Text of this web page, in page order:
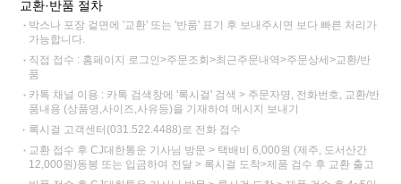
교환·반품 절차
박스나 포장 겉면에 '교환' 또는 '반품' 표기 후 보내주시면 보다 빠른 처리가
가능합니다.
직접 접수 : 홈페이지 로그인>주문조회>최근주문내역>주문상세>교환/반
품
카톡 채널 이용 : 카톡 검색창에 '록시걸' 검색 > 주문자명, 전화번호, 교환/반
품내용 (상품명,사이즈,사유등)을 기재하여 메시지 보내기
록시걸 고객센터(031.522.4488)로 전화 접수
교환 접수 후 CJ대한통운 기사님 방문 > 택배비 6,000원 (제주, 도서산간
12,000원)동봉 또는 입금하여 전달 > 록시걸 도착>제품 검수 후 교환 출고